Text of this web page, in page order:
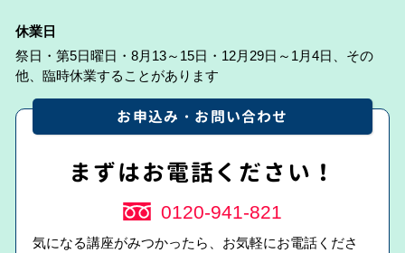
休業日
祭日・第5日曜日・8月13～15日・12月29日～1月4日、その
他、臨時休業することがあります
お申込み・お問い合わせ
まずはお電話ください！
0120-941-821
気になる講座がみつかったら、お気軽にお電話くださ